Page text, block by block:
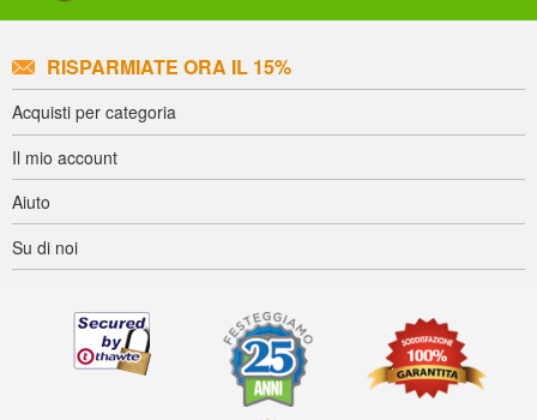
RISPARMIATE ORA IL 15%
Acquisti per categoria
Il mio account
Aiuto
Su di noi